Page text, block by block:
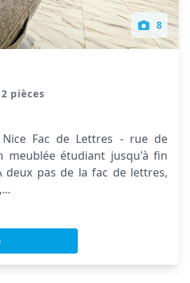
8
pièces
Fac de Lettres - rue de
meublée étudiant jusqu'à fin
deux pas de la fac de lettres,